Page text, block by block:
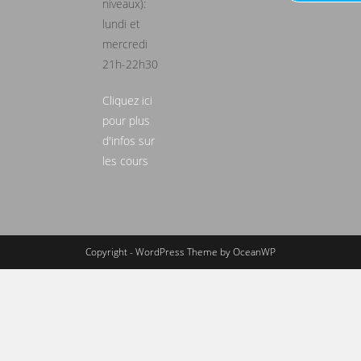
niveaux):
lundi et
mercredi
21h-22h30
Cliquez ici
pour plus
d'infos sur
les cours
Copyright - WordPress Theme by OceanWP